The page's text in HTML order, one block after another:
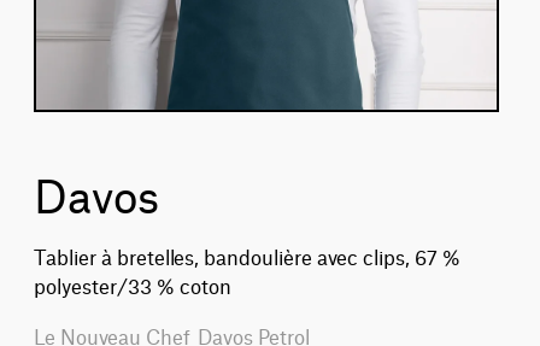
Davos
Tablier à bretelles, bandoulière avec clips, 67 %
polyester/33 % coton
Le Nouveau Chef_Davos Petrol